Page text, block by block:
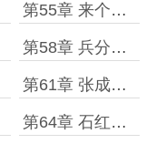
第55章 来个比赛
第58章 兵分三路【努力更新,求票票
第61章 张成是神
第64章 石红的为难(努力二更,求票票